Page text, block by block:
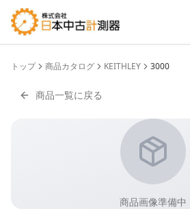
トップ 商品カタログ KEITHLEY 3000
商品一覧に戻る
商品画像準備中